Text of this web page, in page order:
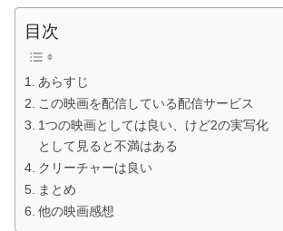
目次
あらすじ
この映画を配信している配信サービス
1つの映画としては良い、けど2の実写化
として見ると不満はある
クリーチャーは良い
まとめ
他の映画感想